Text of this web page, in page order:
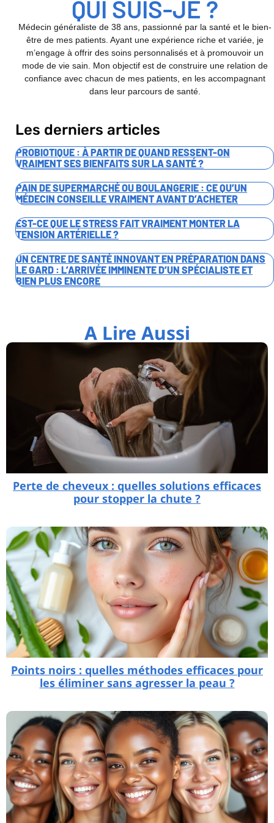
QUI SUIS-JE ?
Médecin généraliste de 38 ans, passionné par la santé et le bien-
être de mes patients. Ayant une expérience riche et variée, je
m’engage à offrir des soins personnalisés et à promouvoir un
mode de vie sain. Mon objectif est de construire une relation de
confiance avec chacun de mes patients, en les accompagnant
dans leur parcours de santé.
Les derniers articles
PROBIOTIQUE : À PARTIR DE QUAND RESSENT-ON
VRAIMENT SES BIENFAITS SUR LA SANTÉ ?
PAIN DE SUPERMARCHÉ OU BOULANGERIE : CE QU’UN
MÉDECIN CONSEILLE VRAIMENT AVANT D’ACHETER
EST-CE QUE LE STRESS FAIT VRAIMENT MONTER LA
TENSION ARTÉRIELLE ?
UN CENTRE DE SANTÉ INNOVANT EN PRÉPARATION DANS
LE GARD : L’ARRIVÉE IMMINENTE D’UN SPÉCIALISTE ET
BIEN PLUS ENCORE
A Lire Aussi
Perte de cheveux : quelles solutions efficaces
pour stopper la chute ?
Points noirs : quelles méthodes efficaces pour
les éliminer sans agresser la peau ?